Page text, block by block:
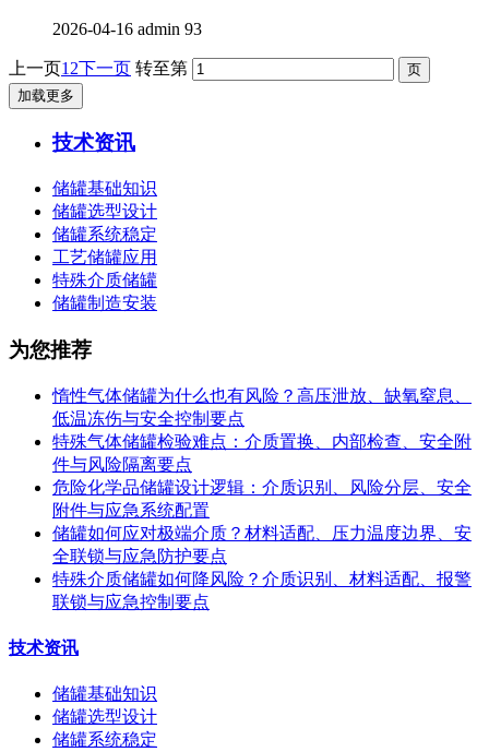
2026-04-16 admin 93
上一页1 2下一页 转至第
加载更多
技术资讯
储罐基础知识
储罐选型设计
储罐系统稳定
工艺储罐应用
特殊介质储罐
储罐制造安装
为您推荐
惰性气体储罐为什么也有风险？高压泄放、缺氧窒息、
低温冻伤与安全控制要点
特殊气体储罐检验难点：介质置换、内部检查、安全附
件与风险隔离要点
危险化学品储罐设计逻辑：介质识别、风险分层、安全
附件与应急系统配置
储罐如何应对极端介质？材料适配、压力温度边界、安
全联锁与应急防护要点
特殊介质储罐如何降风险？介质识别、材料适配、报警
联锁与应急控制要点
技术资讯
储罐基础知识
储罐选型设计
储罐系统稳定